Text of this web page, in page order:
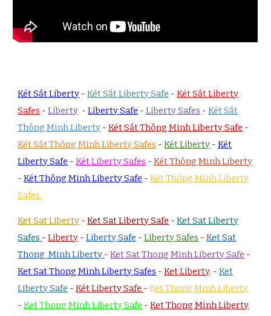
Két Sắt Liberty -Két Sắt Liberty Safe -Két Sắt Liberty
Safes -Liberty -Liberty Safe -Liberty Safes -Két Sắt
Thông Minh Liberty -Két Sắt Thông Minh Liberty Safe -
Két Sắt Thông Minh Liberty Safes -Két Liberty -Két
Liberty Safe -Két Liberty Safes -Két Thông Minh Liberty
-Két Thông Minh Liberty Safe -Két Thông Minh Liberty
Safes.
Ket Sat Liberty -Ket Sat Liberty Safe -Ket Sat Liberty
Safes -Liberty -Liberty Safe -Liberty Safes -Ket Sat
Thong Minh Liberty -Ket Sat Thong Minh Liberty Safe -
Ket Sat Thong Minh Liberty Safes -Ket Liberty. -Ket
Liberty Safe -Két Liberty Safe -Ket Thong Minh Liberty
-Ket Thong Minh Liberty Safe -Ket Thong Minh Liberty